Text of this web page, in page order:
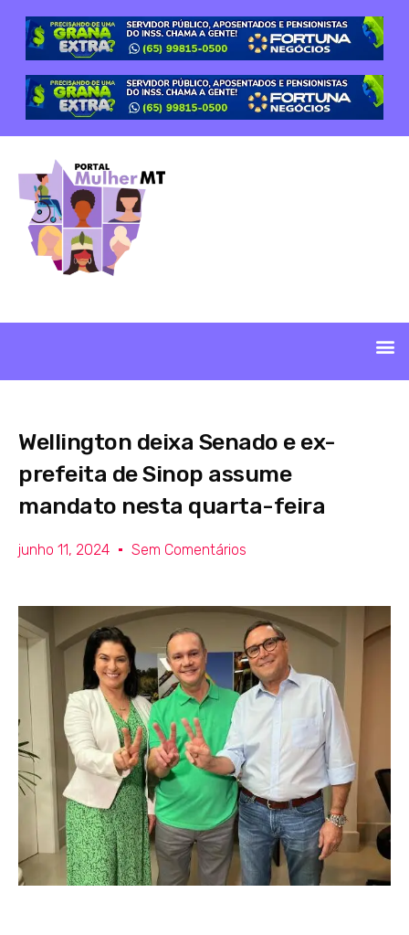
Wellington deixa Senado e ex-
prefeita de Sinop assume
mandato nesta quarta-feira
junho 11, 2024 Sem Comentários